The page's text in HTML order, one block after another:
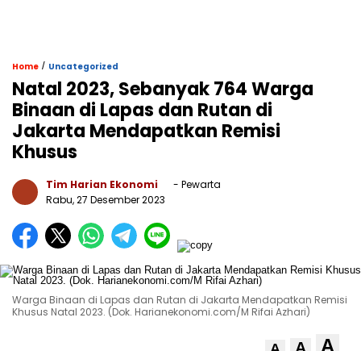
Home / Uncategorized
Natal 2023, Sebanyak 764 Warga
Binaan di Lapas dan Rutan di
Jakarta Mendapatkan Remisi
Khusus
Tim Harian Ekonomi
- Pewarta
Rabu, 27 Desember 2023
Warga Binaan di Lapas dan Rutan di Jakarta Mendapatkan Remisi
Khusus Natal 2023. (Dok. Harianekonomi.com/M Rifai Azhari)
A